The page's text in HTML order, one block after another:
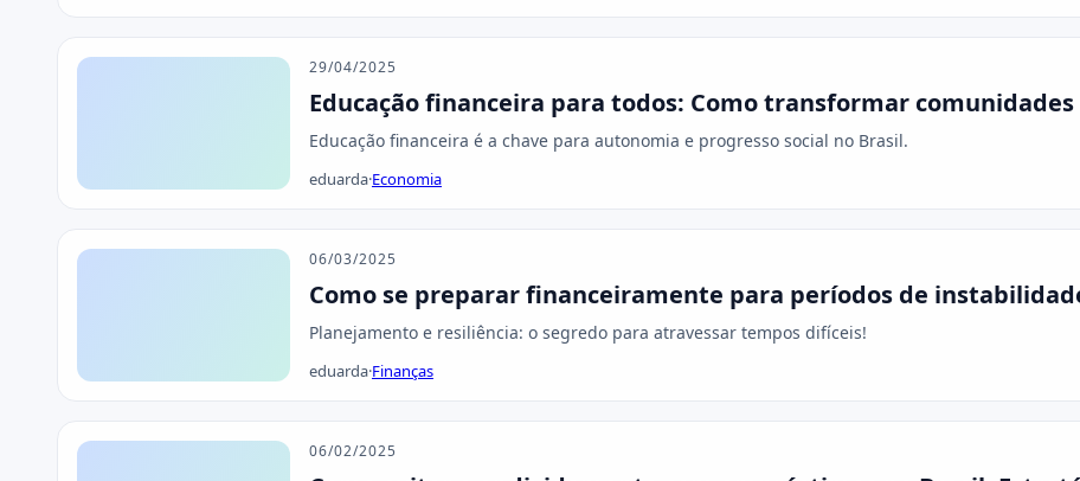
29/04/2025
Educação financeira para todos: Como transformar
Educação financeira é a chave para autonomia e progresso social no Brasil.
eduarda·Economia
06/03/2025
Como se preparar financeiramente para períodos de
Planejamento e resiliência: o segredo para atravessar tempos difíceis!
eduarda·Finanças
06/02/2025